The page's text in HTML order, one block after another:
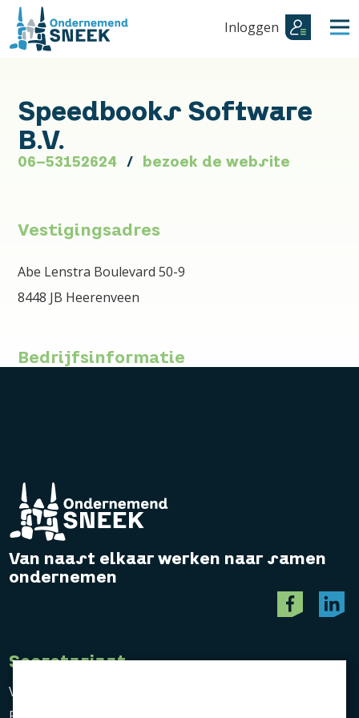
Inloggen
Speedbooks Software
B.V.
06-53152624 bezoek de website
Vestigingsadres
Abe Lenstra Boulevard 50-9
8448 JB Heerenveen
Bedrijfsinformatie
Van naast elkaar werken naar samen
ondernemen
Secretariaat
Vereniging Ondernemend Sneek